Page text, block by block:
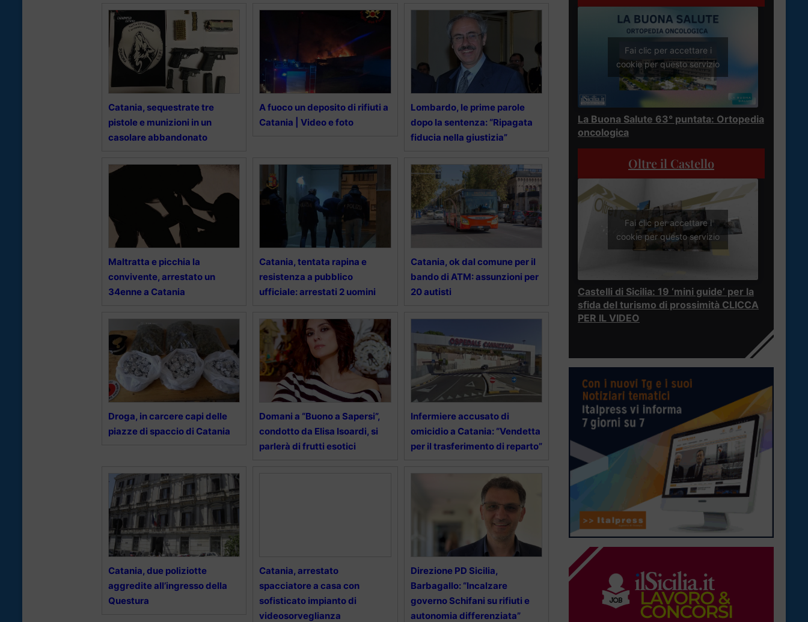
Catania, sequestrate tre
pistole e munizioni in un
casolare abbandonato
A fuoco un deposito di rifiuti a
Catania | Video e foto
Lombardo, le prime parole
dopo la sentenza: “Ripagata
fiducia nella giustizia”
Maltratta e picchia la
convivente, arrestato un
34enne a Catania
Catania, tentata rapina e
resistenza a pubblico
ufficiale: arrestati 2 uomini
Catania, ok dal comune per il
bando di ATM: assunzioni per
20 autisti
Droga, in carcere capi delle
piazze di spaccio di Catania
Domani a “Buono a Sapersi”,
condotto da Elisa Isoardi, si
parlerà di frutti esotici
Infermiere accusato di
omicidio a Catania: “Vendetta
per il trasferimento di reparto”
Catania, due poliziotte
aggredite all’ingresso della
Questura
Catania, arrestato
spacciatore a casa con
sofisticato impianto di
videosorveglianza
Direzione PD Sicilia,
Barbagallo: “Incalzare
governo Schifani su rifiuti e
autonomia differenziata”
Fai clic per accettare i
cookie per questo servizio
La Buona Salute 63° puntata: Ortopedia
oncologica
Oltre il Castello
Fai clic per accettare i
cookie per questo servizio
Castelli di Sicilia: 19 ‘mini guide’ per la
sfida del turismo di prossimità CLICCA
PER IL VIDEO